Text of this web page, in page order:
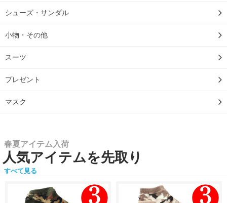
シューズ・サンダル
小物・その他
スーツ
プレゼント
マスク
春夏アイテム入荷
人気アイテムを先取り
すべて見る